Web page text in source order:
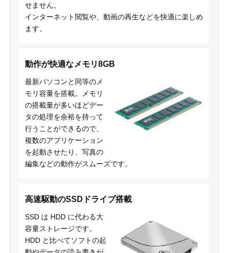
せません。
インターネット閲覧や、動画の再生などを快適に楽しめ
ます。
動作が快適なメモリ8GB
最新パソコンと同等のメ
モリ容量を搭載。メモリ
の搭載量が多いほどデー
タの処理を余裕を持って
行うことができるので、
複数のアプリケーション
を起動させたり、写真の
編集などの動作がスムーズです。
高速駆動のSSDドライブ搭載
SSD は HDD に代わる大
容量ストレージです。
HDD と比べてソフトの起